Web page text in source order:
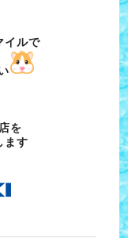
イルで
を
ます